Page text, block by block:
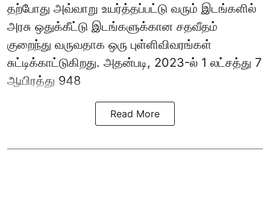
தற்போது அவ்வாறு உயர்த்தப்பட்டு வரும் இடங்களில்
அரசு ஒதுக்கீட்டு இடங்களுக்கான சதவீதம்
குறைந்து வருவதாக ஒரு புள்ளிவிவரங்கள்
சுட்டிக்காட்டுகிறது. அதன்படி, 2023-ல் 1 லட்சத்து 7
ஆயிரத்து 948
Read More